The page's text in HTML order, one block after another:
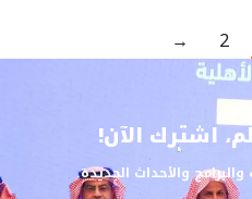
2
→
اشترك الآن!
والأحداث الجديدة.